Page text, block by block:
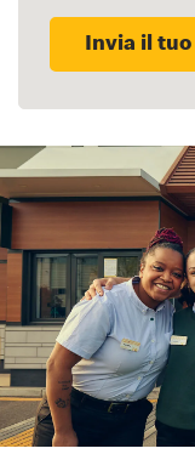
Invia il tuo